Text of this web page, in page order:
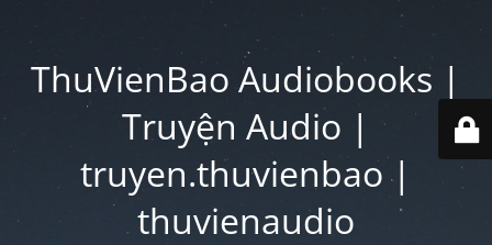
ThuVienBao Audiobooks |
Truyện Audio |
truyen.thuvienbao |
thuvienaudio